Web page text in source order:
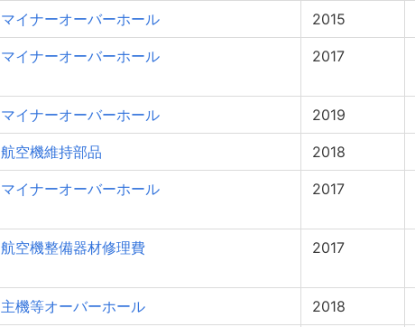
マイナーオーバーホール 2015
マイナーオーバーホール 2017
マイナーオーバーホール 2019
航空機維持部品 2018
マイナーオーバーホール 2017
航空機整備器材修理費 2017
主機等オーバーホール 2018